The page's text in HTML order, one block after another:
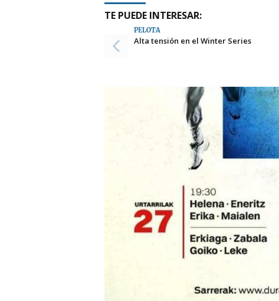
TE PUEDE INTERESAR:
PELOTA
Alta tensión en el Winter Series